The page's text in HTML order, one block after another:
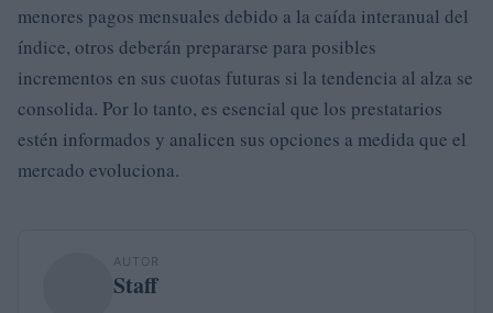
menores pagos mensuales debido a la caída interanual del
índice, otros deberán prepararse para posibles
incrementos en sus cuotas futuras si la tendencia al alza se
consolida. Por lo tanto, es esencial que los prestatarios
estén informados y analicen sus opciones a medida que el
mercado evoluciona.
AUTOR
Staff